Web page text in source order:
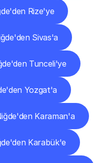
Rize'ye
Sivas'a
Tunceli'ye
Yozgat'a
Karaman'a
Karabük'e